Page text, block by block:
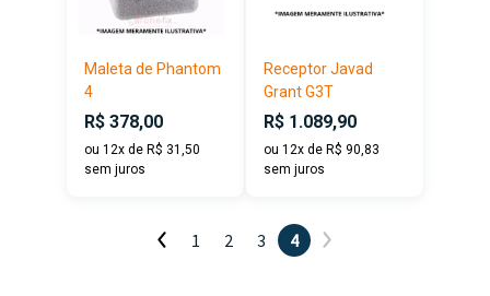
Maleta de Phantom
4
R$ 378,00
ou 12x de R$ 31,50
sem juros
Receptor Javad
Grant G3T
R$ 1.089,90
ou 12x de R$ 90,83
sem juros
1 2 3 4